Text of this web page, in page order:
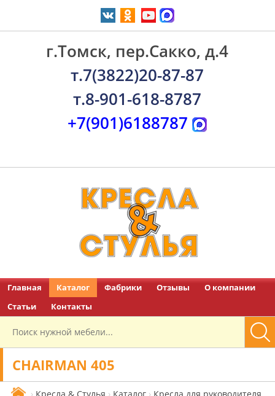
г.Томск, пер.Сакко, д.4
т.7(3822)20-87-87
т.8-901-618-8787
+7(901)6188787
Главная Каталог Фабрики Отзывы
О компании
Статьи
Контакты
CHAIRMAN 405